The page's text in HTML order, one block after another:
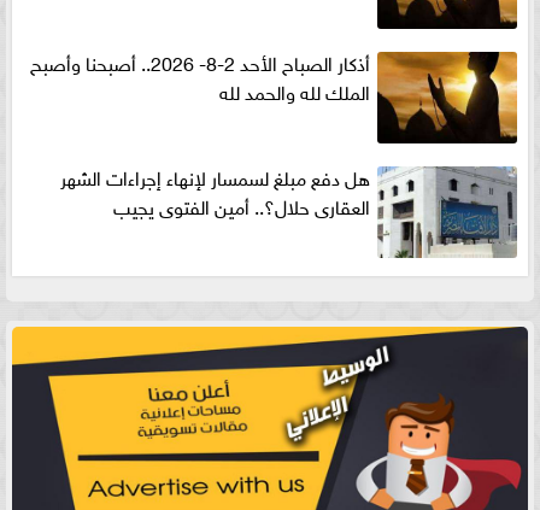
أذكار الصباح الأحد 2-8- 2026.. أصبحنا وأصبح
الملك لله والحمد لله
هل دفع مبلغ لسمسار لإنهاء إجراءات الشهر
العقارى حلال؟.. أمين الفتوى يجيب